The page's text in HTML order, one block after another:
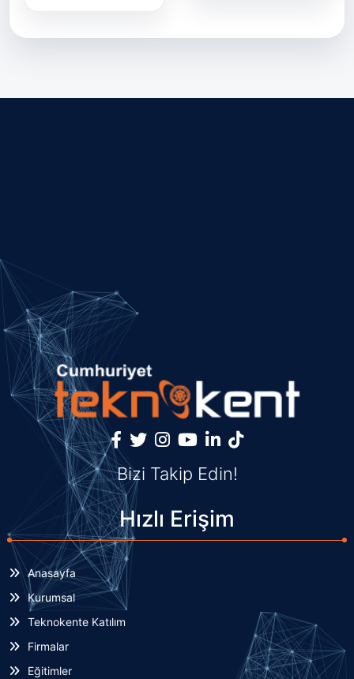
Bizi Takip Edin!
Hızlı Erişim
Anasayfa
Kurumsal
Teknokente Katılım
Firmalar
Eğitimler